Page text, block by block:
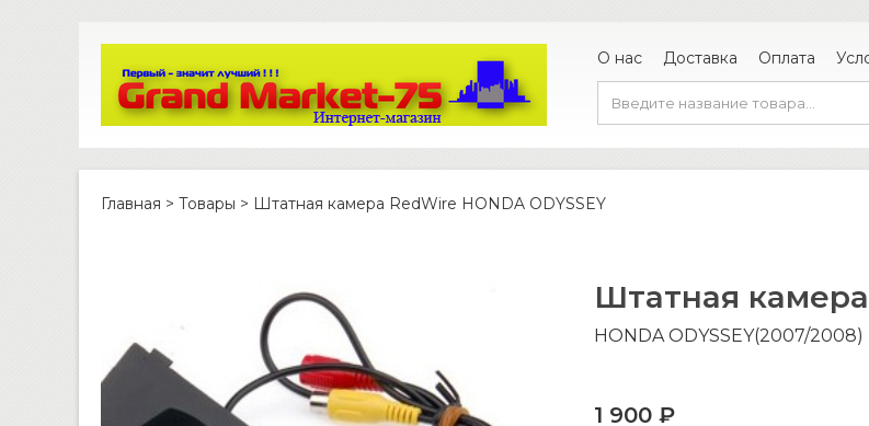
О нас Доставка Оплата
Главная > Товары > Штатная камера RedWire HONDA ODYSSEY
Штатная камера
HONDA ODYSSEY(2007/2008)
1 900 ₽